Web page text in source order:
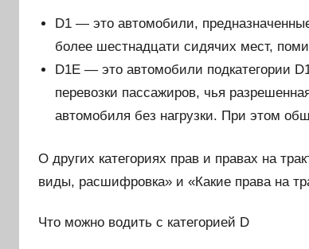
D1 — это автомобили,
более шестнадцати сидячих мест,
D1Е — это автомобили подкатегории
перевозки пассажиров, чья
автомобиля без нагрузки. При этом
О других категориях прав и правах на
виды, расшифровка» и «Какие права на
Что можно водить с категорией D